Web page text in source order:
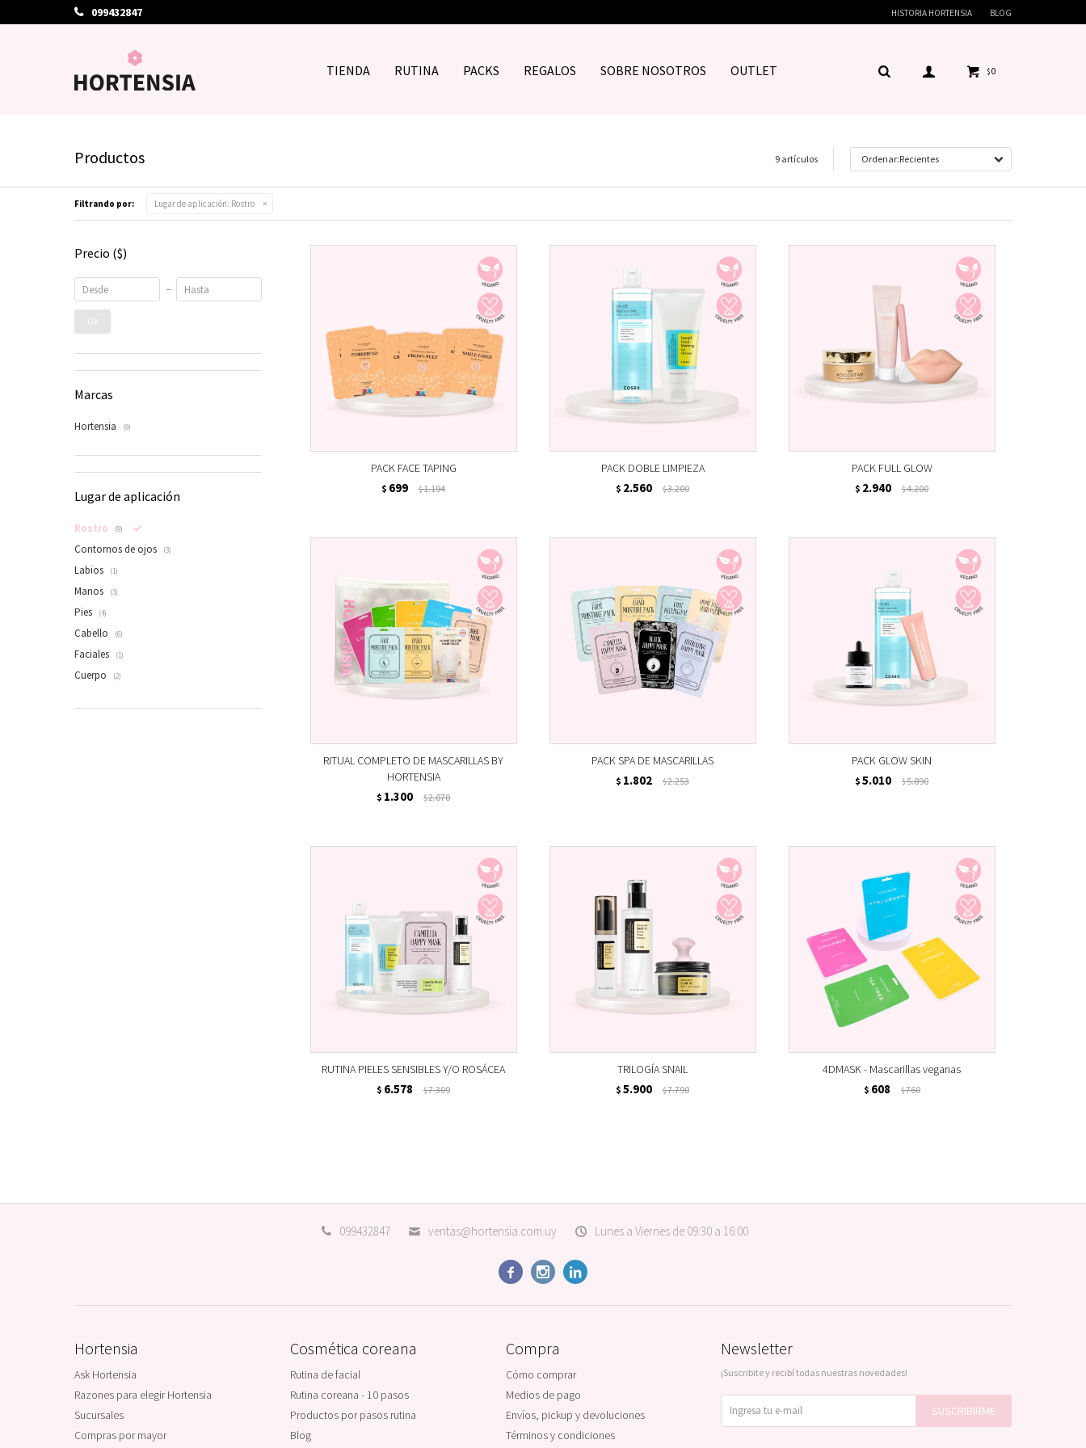
TIENDA RUTINA PACKS REGALOS SOBRE NOSOTROS OUTLET $0
099432847 HISTORIA HORTENSIA BLOG
Productos 9 artículos Recientes
Filtrando por: Lugar de aplicación: Rostro
PACK FACE TAPING
$ 699 $1.194
PACK DOBLE LIMPIEZA
$ 2.560 $3.200
PACK FULL GLOW
$ 2.940 $4.200
RITUAL COMPLETO DE MASCARILLAS BY
HORTENSIA
$ 1.300 $2.070
PACK SPA DE MASCARILLAS
$ 1.802 $2.253
PACK GLOW SKIN
$ 5.010 $5.890
RUTINA PIELES SENSIBLES Y/O ROSÁCEA
$ 6.578 $7.309
TRILOGÍA SNAIL
$ 5.900 $7.790
4DMASK - Mascarillas veganas
$ 608 $760
Precio ($)
OK
Marcas
Hortensia (9)
Lugar de aplicación
Rostro (9)
Contornos de ojos (3)
Labios (1)
Manos (3)
Pies (4)
Cabello (6)
Faciales (1)
Cuerpo (2)
099432847 ventas@hortensia.com.uy Lunes a Viernes de 09:30 a 16:00
  
Hortensia
Ask Hortensia
Razones para elegir Hortensia
Sucursales
Compras por mayor
Cosmética coreana
Rutina de facial
Rutina coreana - 10 pasos
Productos por pasos rutina
Blog
Compra
Cómo comprar
Medios de pago
Envíos, pickup y devoluciones
Términos y condiciones
Newsletter
¡Suscribite y recibí todas nuestras novedades!
SUSCRIBIRME